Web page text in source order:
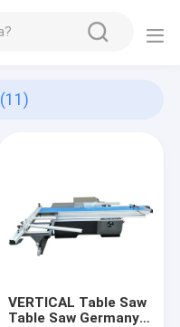
(11)
VERTICAL Table Saw
Table Saw Germany